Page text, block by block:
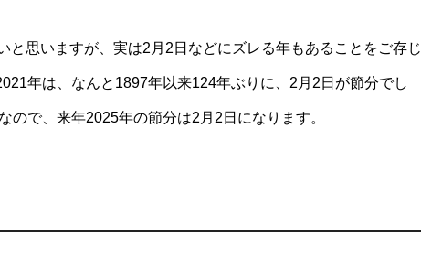
と思いますが、実は2月2日などにズレる年もあることをご存じ
年は、なんと1897年以来124年ぶりに、2月2日が節分でし
ので、来年2025年の節分は2月2日になります。